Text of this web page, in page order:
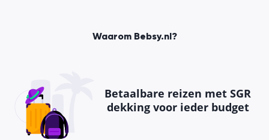
Waarom Bebsy.nl?
Betaalbare reizen met SGR
dekking voor ieder budget